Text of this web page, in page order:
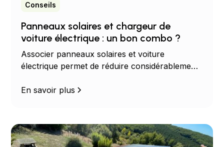
Conseils
Panneaux solaires et chargeur de
voiture électrique : un bon combo ?
Associer panneaux solaires et voiture
électrique permet de réduire considérablement
avantages, les économies possibles et les
En savoir plus